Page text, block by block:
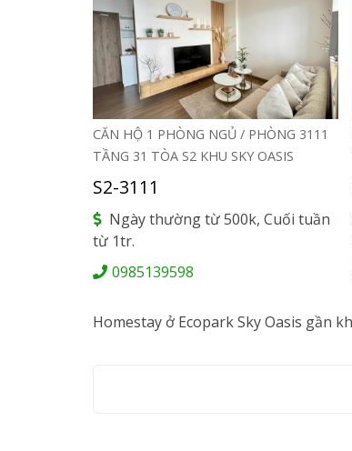
CĂN HỘ 1 PHÒNG NGỦ / PHÒNG 3111
TẦNG 31 TÒA S2 KHU SKY OASIS
S2-3111
Ngày thường từ 500k, Cuối tuần
từ 1tr.
0985139598
Previous
Next
Homestay ở Ecopark Sky Oasis gần